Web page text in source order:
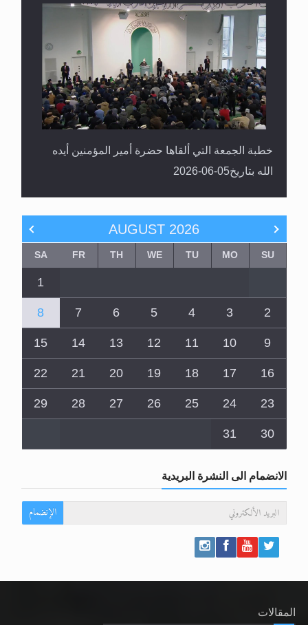
خطبة الجمعة التي ألقاها حضرة أمير المؤمنين أيده
الله بتاريخ05-06-2026
AUGUST 2026
SU
MO
TU
WE
TH
FR
SA
1
2
3
4
5
6
7
8
9
10
11
12
13
14
15
16
17
18
19
20
21
22
23
24
25
26
27
28
29
30
31
الانضمام الى النشرة البريدية
الإنضمام
المقالات